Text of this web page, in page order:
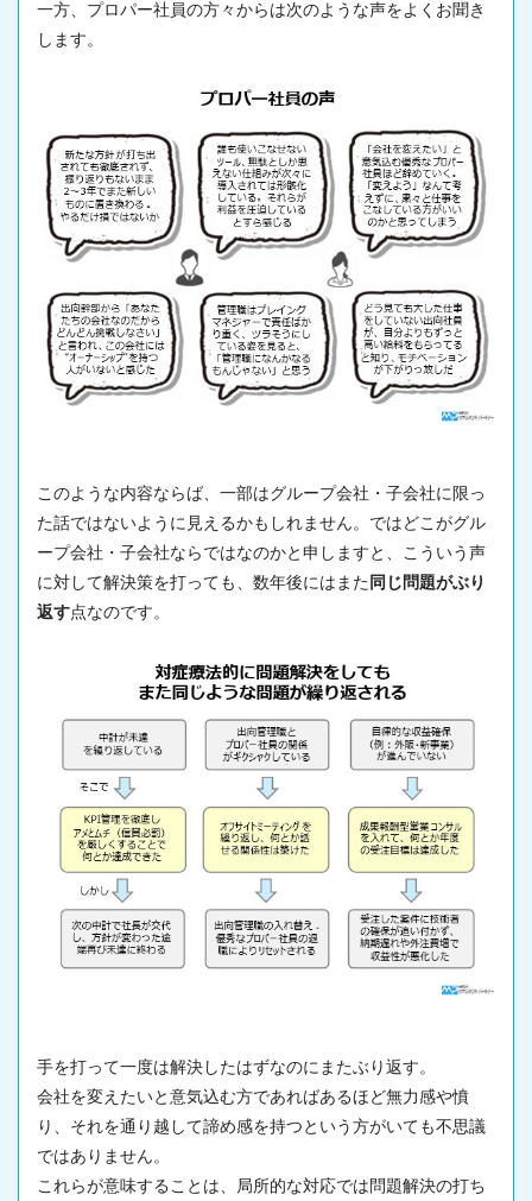
一方、プロパー社員の方々からは次のような声をよくお聞き
します。
このような内容ならば、一部はグループ会社・子会社に限っ
た話ではないように見えるかもしれません。ではどこがグル
ープ会社・子会社ならではなのかと申しますと、こういう声
に対して解決策を打っても、数年後にはまた 同じ問題がぶり
返す点なのです。
手を打って一度は解決したはずなのにまたぶり返す。
会社を変えたいと意気込む方であればあるほど無力感や憤
り、それを通り越して諦め感を持つという方がいても不思議
ではありません。
これらが意味することは、局所的な対応では問題解決の打ち